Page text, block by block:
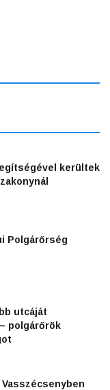
kerültek
Polgárőrség
utcáját
polgárőrök